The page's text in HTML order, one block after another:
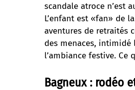
scandale atroce n’est
L’enfant est «fan» de
aventures de retraités
des menaces, intimidé
l’ambiance festive. Ce
Bagneux : rodéo